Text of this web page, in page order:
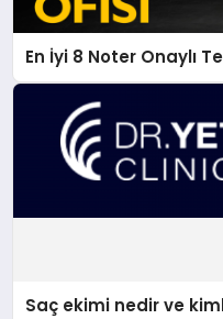
En İyi 8 Noter Onaylı
Saç ekimi nedir ve